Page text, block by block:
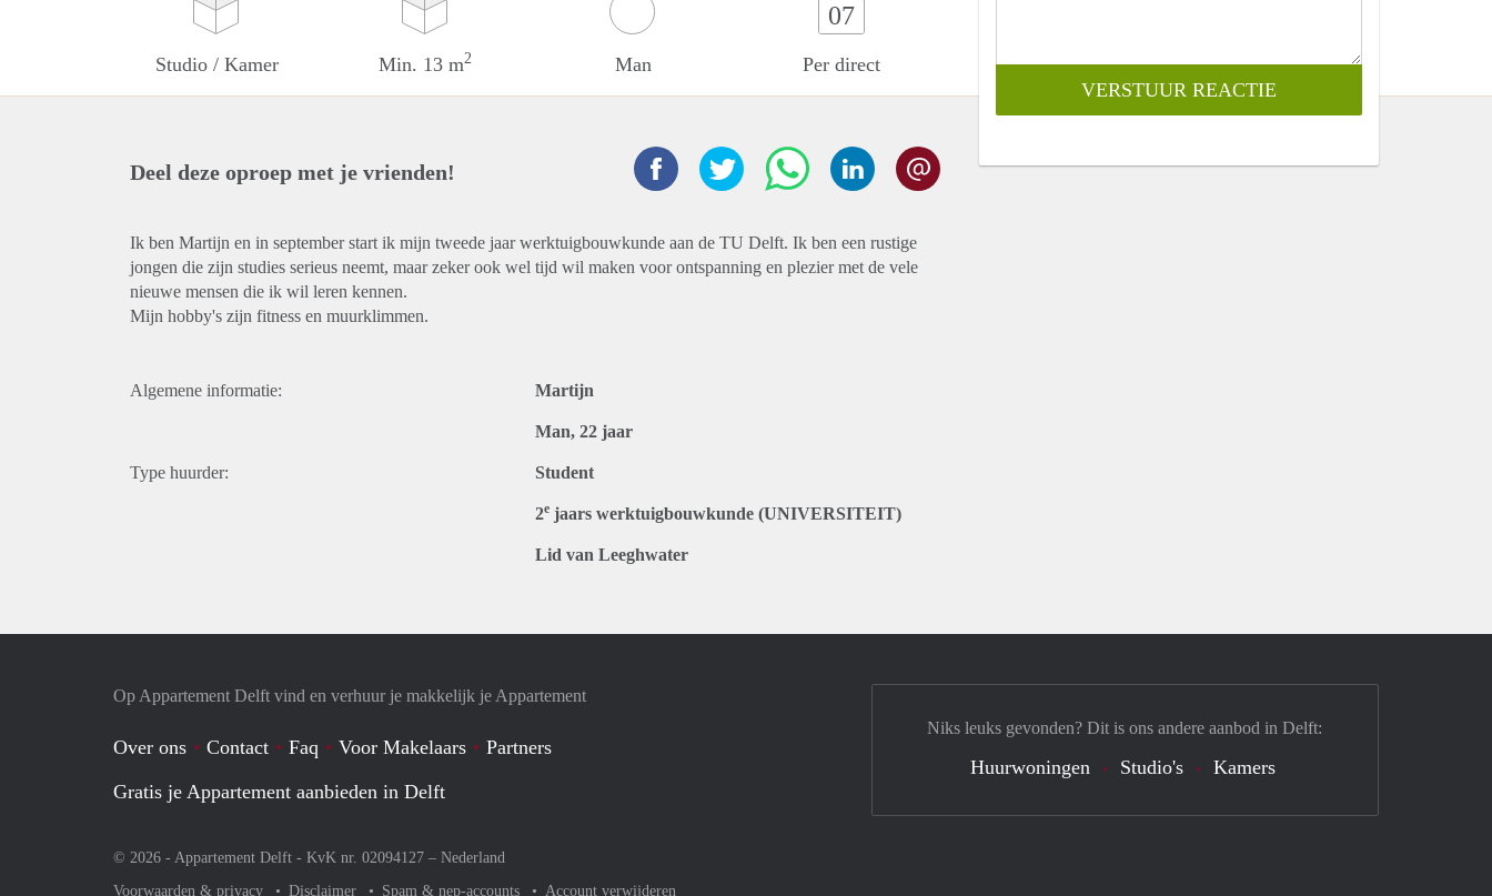
Studio / Kamer Min. 13 m2 Man
07
Per direct
Deel deze oproep met je vrienden!
Ik ben Martijn en in september start ik mijn tweede jaar werktuigbouwkunde aan de TU Delft. Ik ben een rustige
jongen die zijn studies serieus neemt, maar zeker ook wel tijd wil maken voor ontspanning en plezier met de vele
nieuwe mensen die ik wil leren kennen.
Mijn hobby's zijn fitness en muurklimmen.
Algemene informatie: Martijn
Man, 22 jaar
Type huurder: Student
2e jaars werktuigbouwkunde (UNIVERSITEIT)
Lid van Leeghwater
Op Appartement Delft vind en verhuur je makkelijk je Appartement
Over ons Contact Faq Voor Makelaars
Partners
Gratis je Appartement aanbieden in Delft
© 2026 - Appartement Delft - KvK nr. 02094127 – Nederland
Voorwaarden & privacy
Disclaimer Spam & nep-accounts Account verwijderen
Niks leuks gevonden? Dit is ons andere aanbod in Delft:
Huurwoningen Studio's Kamers